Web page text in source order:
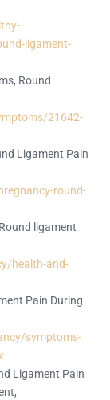
ligament-
Round
21642-
Ligament Pain
round-
ligament
health-and-
Pain During
symptoms-
Ligament Pain